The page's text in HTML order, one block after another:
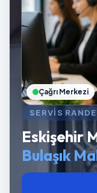
SERVIS
Eskişehir
Bulaşık
Çağrı Merkezi